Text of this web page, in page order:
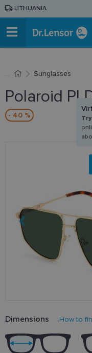
LITHUANIA
Sunglasses
Polaroid
- 40 %
Dimensions How to